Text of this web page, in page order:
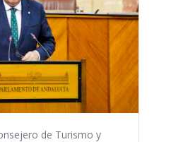
de Turismo y